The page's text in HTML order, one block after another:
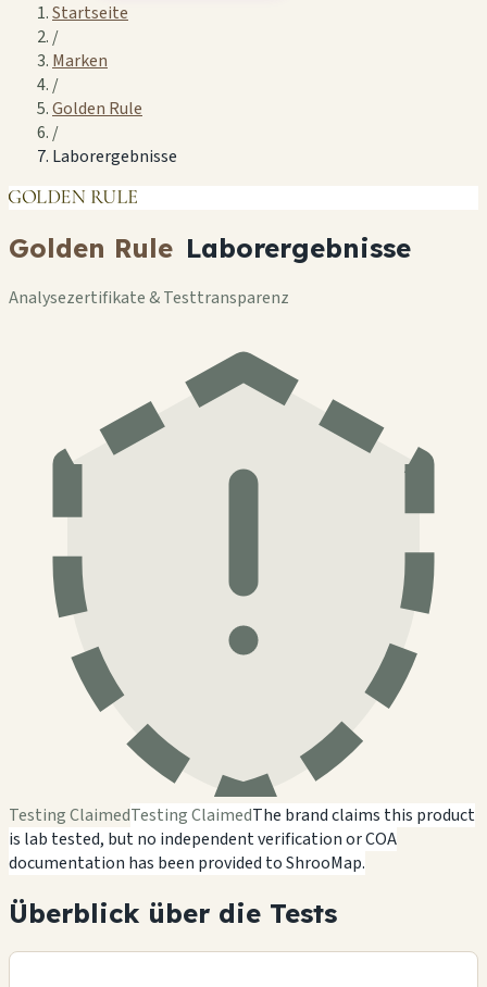
Startseite
/
Marken
/
Golden Rule
/
Laborergebnisse
Golden Rule Laborergebnisse
Analysezertifikate & Testtransparenz
Testing ClaimedTesting ClaimedThe brand claims this product
is lab tested, but no independent verification or COA
documentation has been provided to ShrooMap.
Überblick über die Tests